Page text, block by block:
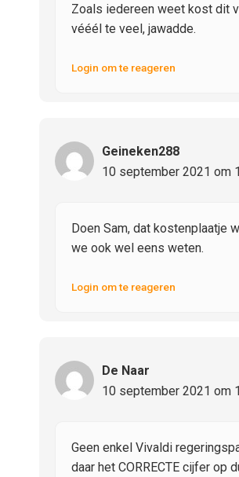
Zoals iedereen weet kost dit
vééél te veel, jawadde.
Login om te reageren
Geineken288
10 september 2021 om
Doen Sam, dat kostenplaatje
we ook wel eens weten.
Login om te reageren
De Naar
10 september 2021 om
Geen enkel Vivaldi
daar het CORRECTE cijfer op